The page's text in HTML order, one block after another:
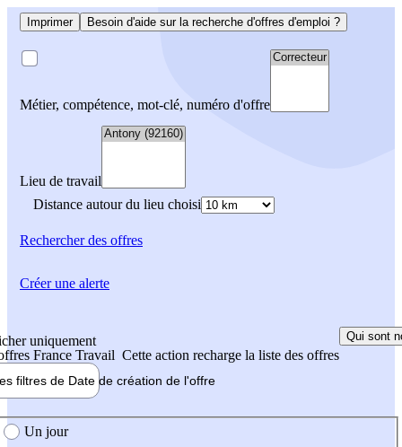
Imprimer Besoin d'aide sur la recherche d'offres d'emploi ?
Métier, compétence, mot-clé, numéro d'offre
Lieu de travail
Distance autour du lieu choisi
Rechercherdes offres
uniquement
France Travail Cette action recharge la liste des offres
Qui sont
filtres de Date de création de l'offre
création de l'offre
Un jour
Créer une alerte